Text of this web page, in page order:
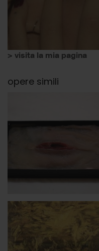
> visita la mia pagina
opere simili